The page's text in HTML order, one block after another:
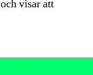
visar att